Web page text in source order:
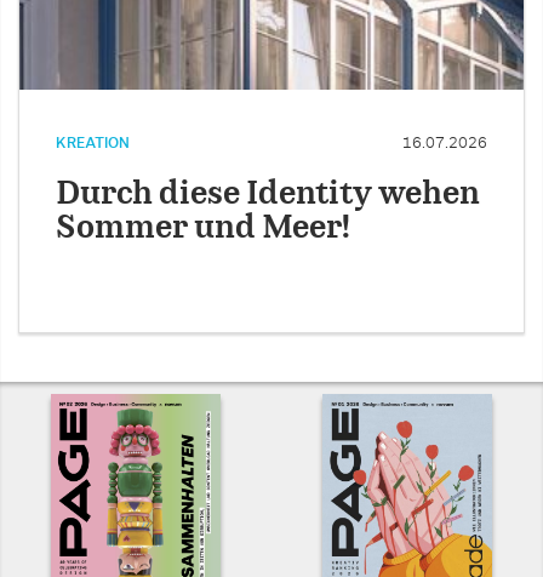
KREATION 16.07.2026
Durch diese Identity wehen
Sommer und Meer!